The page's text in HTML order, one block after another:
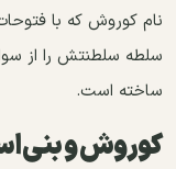
نام کوروش که با
سلطه سلطنتش را از
ساخته است.
کوروش و